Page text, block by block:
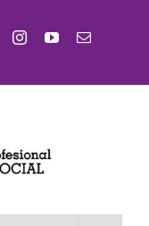
FacebookInstagramYouTubeCorreo